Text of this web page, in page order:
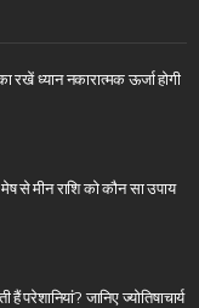
रखें ध्यान नकारात्मक ऊर्जा होगी
से मीन राशि को कौन सा उपाय
जानिए ज्योतिषाचार्य